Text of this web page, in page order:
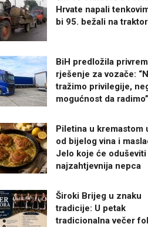
Hrvate napali
bi 95. bežali na
BiH predložila
rješenje za vozače:
tražimo privilegije,
mogućnost da radimo”
Piletina u kremastom
od bijelog vina i
Jelo koje će oduševiti
najzahtjevnija nepca
Široki Brijeg u znaku
tradicije: U petak
tradicionalna večer